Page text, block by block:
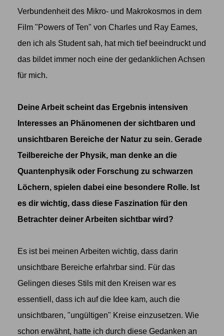
Verbundenheit des Mikro- und Makrokosmos in dem
Film "Powers of Ten" von Charles und Ray Eames,
den ich als Student sah, hat mich tief beeindruckt und
das bildet immer noch eine der gedanklichen Achsen
für mich.
Deine Arbeit scheint das Ergebnis intensiven
Interesses an Phänomenen der sichtbaren und
unsichtbaren Bereiche der Natur zu sein. Gerade
Teilbereiche der Physik, man denke an die
Quantenphysik oder Forschung zu schwarzen
Löchern, spielen dabei eine besondere Rolle. Ist
es dir wichtig, dass diese Faszination für den
Betrachter deiner Arbeiten sichtbar wird?
Es ist bei meinen Arbeiten wichtig, dass darin
unsichtbare Bereiche erfahrbar sind. Für das
Gelingen dieses Stils mit den Kreisen war es
essentiell, dass ich auf die Idee kam, auch die
unsichtbaren, "ungültigen" Kreise einzusetzen. Wie
schon erwähnt, hatte ich durch diese Gedanken an